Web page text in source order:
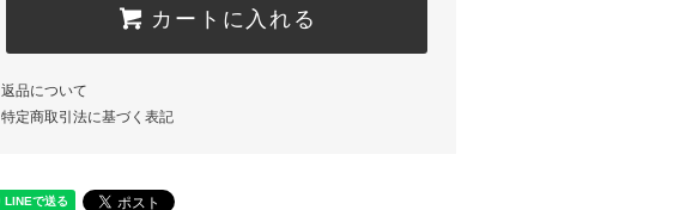
カートに入れる
返品について
特定商取引法に基づく表記